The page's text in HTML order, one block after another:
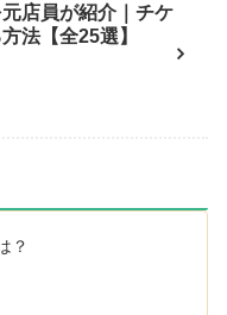
店員が紹介｜チケ
法【全25選】
？